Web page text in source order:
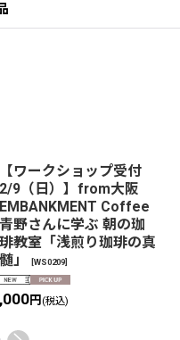
【ワークショップ受付
2/9（日）】from大阪
EMBANKMENT Coffee
青野さんに学ぶ 朝の珈
琲教室「浅煎り珈琲の真
髄」
WS0209
円 (税込)